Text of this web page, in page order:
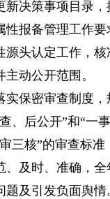
决策事项目录，
性报备管理工作要
源头认定工作，
动公开范围。
保密审查制度，
、后公开”和“一
三核”的审查标准
、及时、准确，
及引发负面舆情